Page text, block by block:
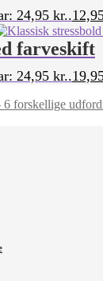
24,95 kr..
farveskift
24,95 kr..
forskellige